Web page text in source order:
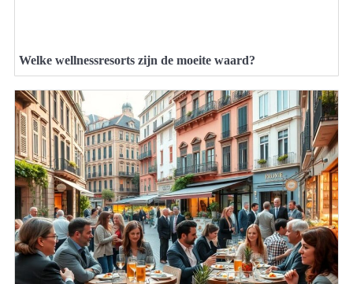
Welke wellnessresorts zijn de moeite waard?